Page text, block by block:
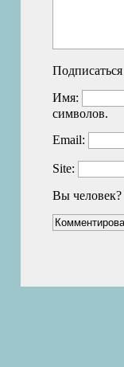
Имя:
символов.
Email:
Site:
Вы человек?